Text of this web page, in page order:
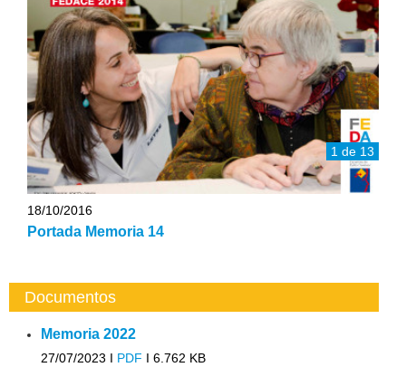
1 de 13
18/10/2016
Portada Memoria 14
Documentos
Memoria 2022
27/07/2023 I PDF I 6.762 KB